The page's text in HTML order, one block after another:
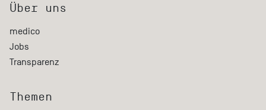
Über uns
medico
Jobs
Transparenz
Themen